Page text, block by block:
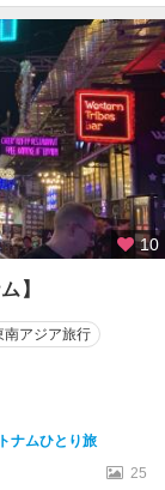
10
】
南アジア旅行
ナムひとり旅
25